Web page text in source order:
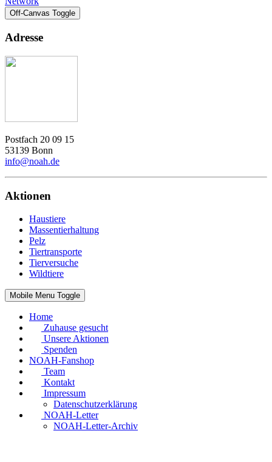
Off-Canvas Toggle
Adresse
Postfach 20 09 15
53139 Bonn
info@noah.de
Aktionen
Haustiere
Massentierhaltung
Pelz
Tiertransporte
Tierversuche
Wildtiere
Mobile Menu Toggle
Home
Zuhause gesucht
Unsere Aktionen
Spenden
NOAH-Fanshop
Team
Kontakt
Impressum
Datenschutzerklärung
NOAH-Letter
NOAH-Letter-Archiv